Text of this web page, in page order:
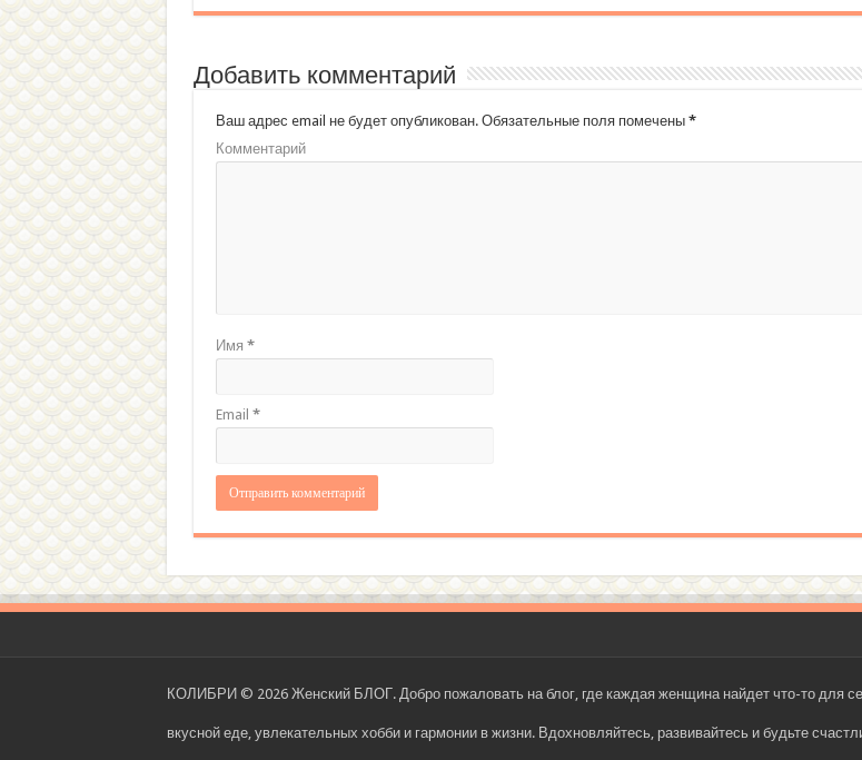
Добавить комментарий
Ваш адрес email не будет опубликован.Обязательные поля помечены *
Комментарий
Имя *
Email *
КОЛИБРИ © 2026 Женский БЛОГ. Добро пожаловать на блог, где каждая женщина найдет что-то для
вкусной еде, увлекательных хобби и гармонии в жизни. Вдохновляйтесь, развивайтесь и будьте